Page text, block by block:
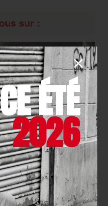
sur :
ÉTÉ
2026